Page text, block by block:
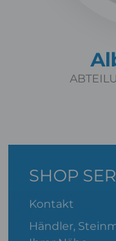
SHOP
Kontakt
Händler,